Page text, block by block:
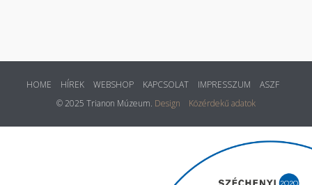
HOME HÍREK WEBSHOP KAPCSOLAT IMPRESSZUM
ASZF
© 2025 Trianon Múzeum. Design Közérdekű adatok